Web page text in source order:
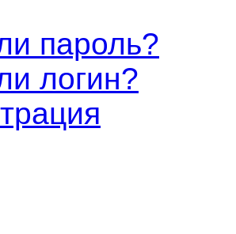
пароль?
логин?